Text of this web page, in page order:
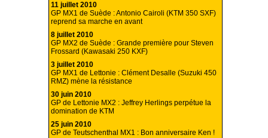
11 juillet 2010
GP MX1 de Suède : Antonio Cairoli (KTM 350 SXF)
reprend sa marche en avant
8 juillet 2010
GP MX2 de Suède : Grande première pour Steven
Frossard (Kawasaki 250 KXF)
3 juillet 2010
GP MX1 de Lettonie : Clément Desalle (Suzuki 450
RMZ) mène la résistance
30 juin 2010
GP de Lettonie MX2 : Jeffrey Herlings perpétue la
domination de KTM
25 juin 2010
GP de Teutschenthal MX1 : Bon anniversaire Ken !